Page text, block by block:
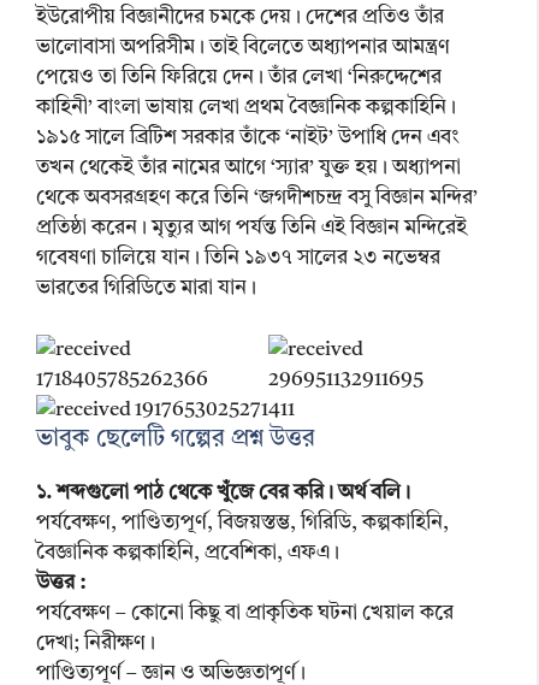
ইউরোপীয় বিজ্ঞানীদের চমকে দেয়। দেশের প্রতিও তাঁর
ভালোবাসা অপরিসীম। তাই বিলেতে অধ্যাপনার আমন্ত্রণ
পেয়েও তা তিনি ফিরিয়ে দেন। তাঁর লেখা ‘নিরুদ্দেশের
কাহিনী’ বাংলা ভাষায় লেখা প্রথম বৈজ্ঞানিক কল্পকাহিনি।
১৯১৫ সালে ব্রিটিশ সরকার তাঁকে ‘নাইট’ উপাধি দেন এবং
তখন থেকেই তাঁর নামের আগে ‘স্যার’ যুক্ত হয়। অধ্যাপনা
থেকে অবসরগ্রহণ করে তিনি ‘জগদীশচন্দ্র বসু বিজ্ঞান মন্দির’
প্রতিষ্ঠা করেন। মৃত্যুর আগ পর্যন্ত তিনি এই বিজ্ঞান মন্দিরেই
গবেষণা চালিয়ে যান। তিনি ১৯৩৭ সালের ২৩ নভেম্বর
ভারতের গিরিডিতে মারা যান।
ভাবুক ছেলেটি গল্পের প্রশ্ন উত্তর
১. শব্দগুলো পাঠ থেকে খুঁজে বের করি। অর্থ বলি।
পর্যবেক্ষণ, পাণ্ডিত্যপূর্ণ, বিজয়স্তম্ভ, গিরিডি, কল্পকাহিনি,
বৈজ্ঞানিক কল্পকাহিনি, প্রবেশিকা, এফএ।
উত্তর :
পর্যবেক্ষণ – কোনো কিছু বা প্রাকৃতিক ঘটনা খেয়াল করে
দেখা; নিরীক্ষণ।
পাণ্ডিত্যপূর্ণ – জ্ঞান ও অভিজ্ঞতাপূর্ণ।